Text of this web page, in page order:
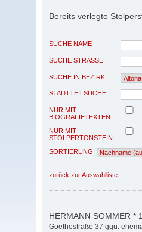
Bereits verlegte
SUCHE NAME
SUCHE STRASSE
SUCHE IN BEZIRK
STADTTEILSUCHE
NUR MIT
BIOGRAFIETEXTEN
NUR MIT
STOLPERTONSTEIN
SORTIERUNG
zurück zur Auswahlliste
HERMANN SOMMER *
Goethestraße 37 ggü.